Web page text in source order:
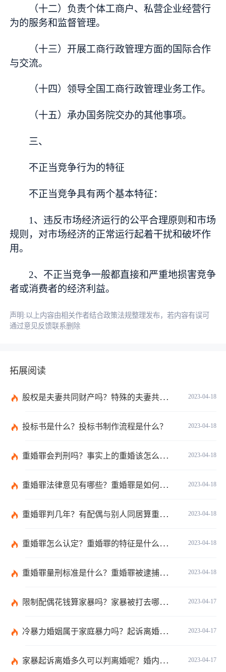
（十二）负责个体工商户、私营企业经营行
为的服务和监督管理。
（十三）开展工商行政管理方面的国际合作
与交流。
（十四）领导全国工商行政管理业务工作。
（十五）承办国务院交办的其他事项。
三、
不正当竞争行为的特征
不正当竞争具有两个基本特征：
1、违反市场经济运行的公平合理原则和市场
规则，对市场经济的正常运行起着干扰和破坏作
用。
2、不正当竞争一般都直接和严重地损害竞争
者或消费者的经济利益。
声明:以上内容由相关作者结合政策法规整理发布，若内容有误可
通过意见反馈联系删除
拓展阅读
2023-04-18
股权是夫妻共同财产吗？特殊的夫妻共同财产包括有哪些？
2023-04-18
投标书是什么？投标书制作流程是什么？
2023-04-18
重婚罪会判刑吗？事实上的重婚该怎么取证？
2023-04-18
重婚罪法律意见有哪些？重婚罪是如何认定的？
2023-04-18
重婚罪判几年？有配偶与别人同居算重婚吗？
2023-04-18
重婚罪怎么认定？重婚罪的特征是什么样的？
2023-04-18
重婚罪量刑标准是什么？重婚罪被逮捕前可以做什么？
2023-04-17
限制配偶花钱算家暴吗？家暴被打去哪里鉴伤？
2023-04-17
冷暴力婚姻属于家庭暴力吗？起诉离婚的证据收集包括哪些内容？
2023-04-17
家暴起诉离婚多久可以判离婚呢？婚内家暴能提起离婚诉讼吗？